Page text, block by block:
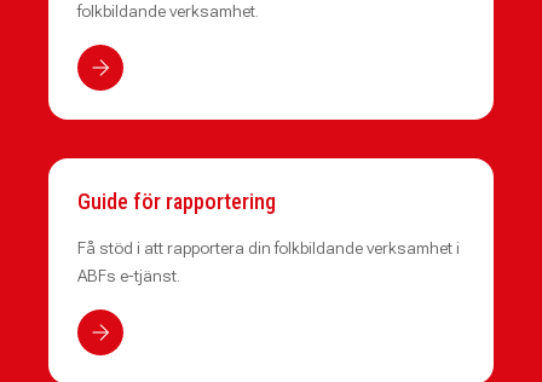
folkbildande verksamhet.
Guide för rapportering
Få stöd i att rapportera din folkbildande verksamhet i
ABFs e-tjänst.